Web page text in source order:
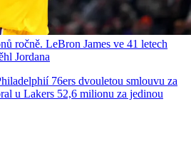
ročně. LeBron James ve 41 letech
Jordana
76ers dvouletou smlouvu za
u Lakers 52,6 milionu za jedinou